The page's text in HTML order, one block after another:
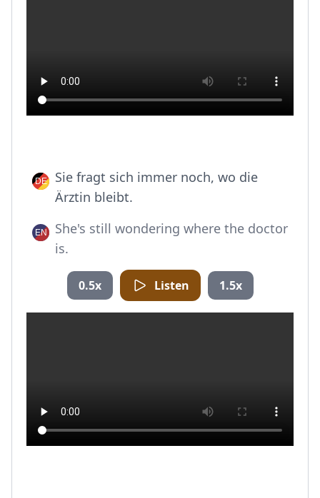
Sie fragt sich immer noch, wo die
Ärztin bleibt.
She's still wondering where the doctor
is.
0.5x Listen 1.5x